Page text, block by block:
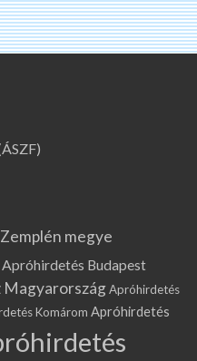
megye
Apróhirdetés Budapest
Apróhirdetés
Komárom Apróhirdetés